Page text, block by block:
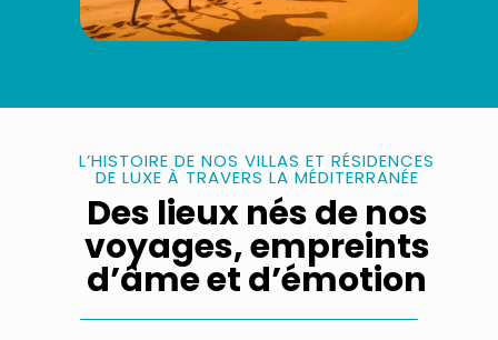
L’HISTOIRE DE NOS VILLAS ET RÉSIDENCES
DE LUXE À TRAVERS LA MÉDITERRANÉE
Des lieux nés de nos
voyages, empreints
d’âme et d’émotion